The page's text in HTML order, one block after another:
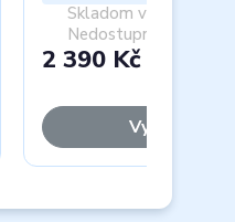
Skladom v 0
Nedostupný
2 390 Kč
Vypredané